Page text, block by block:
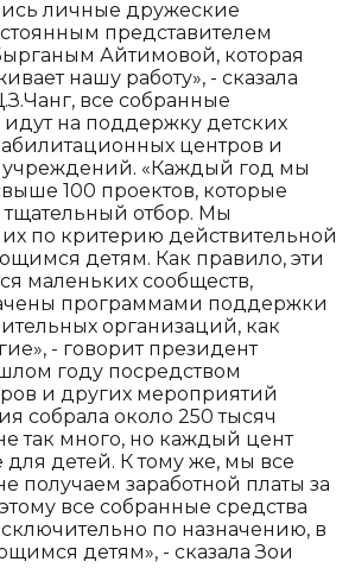
личные дружеские
представителем
Айтимовой, которая
нашу работу», - сказала
все собранные
на поддержку детских
центров и
учреждений. «Каждый год мы
100 проектов, которые
тщательный отбор. Мы
по критерию действительной
детям. Как правило, эти
маленьких сообществ,
программами поддержки
организаций, как
- говорит президент
году посредством
и других мероприятий
собрала около 250 тысяч
так много, но каждый цент
для детей. К тому же, мы все
получаем заработной платы за
все собранные средства
по назначению, в
детям», - сказала Зои